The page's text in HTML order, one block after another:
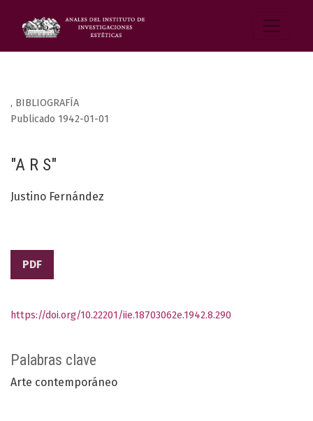
, BIBLIOGRAFÍA
"A R S"
Publicado 1942-01-01
Justino Fernández
PDF
Palabras clave
Arte contemporáneo
https://doi.org/10.22201/iie.18703062e.1942.8.290